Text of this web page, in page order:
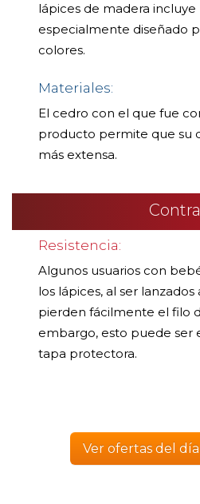
lápices de madera
especialmente diseñado
colores.
Materiales:
El cedro con el que fue
producto permite que su
más extensa.
Resistencia:
Algunos usuarios con
los lápices, al ser lanzados
pierden fácilmente el filo
embargo, esto puede ser
tapa protectora.
Ver ofertas del